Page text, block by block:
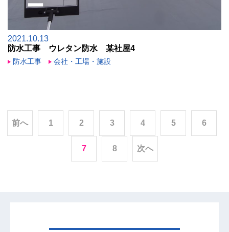
2021.10.13
防水工事 ウレタン防水 某社屋4
防水工事 会社・工場・施設
前へ 1 2 3 4 5 6
7 8 次へ